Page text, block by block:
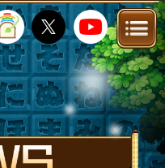
STORY NEWS
FAQ